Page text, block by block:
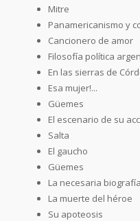
Mitre
Panamericanismo y
Cancionero de amor
Filosofía política
En las sierras de
Esa mujer!...
Güemes
El escenario de su
Salta
El gaucho
Güemes
La necesaria biografía
La muerte del héroe
Su apoteosis